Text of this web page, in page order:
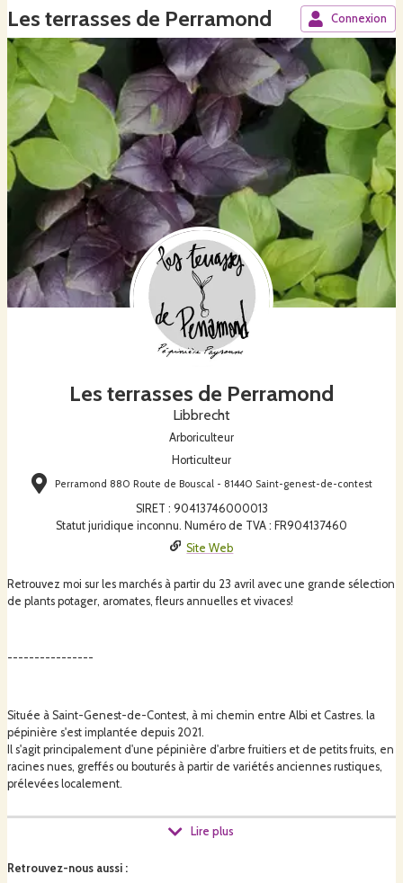
Les terrasses de Perramond Connexion
Les terrasses de Perramond
Libbrecht
Arboriculteur
Horticulteur
Perramond 880 Route de Bouscal - 81440 Saint-genest-de-contest
SIRET : 90413746000013
Statut juridique inconnu. Numéro de TVA : FR904137460
Site Web
Retrouvez moi sur les marchés à partir du 23 avril avec une grande sélection
de plants potager, aromates, fleurs annuelles et vivaces!
----------------
Située à Saint-Genest-de-Contest, à mi chemin entre Albi et Castres. la
pépinière s'est implantée depuis 2021.
Il s'agit principalement d'une pépinière d'arbre fruitiers et de petits fruits, en
racines nues, greffés ou bouturés à partir de variétés anciennes rustiques,
prélevées localement.
Une partie de la pépinière est aussi en godets, pour des petits fruits et
mellifères).
Lire plus
Retrouvez-nous aussi :